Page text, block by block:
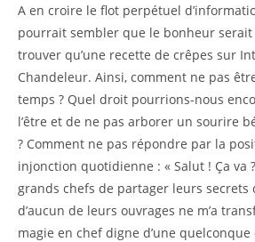
A en croire le flot perpétuel
pourrait sembler que le bonheur serait
trouver qu’une recette de crêpes sur
Chandeleur. Ainsi, comment ne pas
temps ? Quel droit pourrions-nous
l’être et de ne pas arborer un sourire
? Comment ne pas répondre par la
injonction quotidienne : « Salut ! Ça va
grands chefs de partager leurs secrets
d’aucun de leurs ouvrages ne m’a
magie en chef digne d’une quelconque